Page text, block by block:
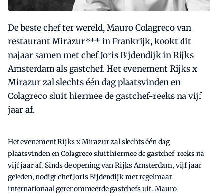
De beste chef ter wereld, Mauro Colagreco van
restaurant Mirazur*** in Frankrijk, kookt dit
najaar samen met chef Joris Bijdendijk in Rijks
Amsterdam als gastchef. Het evenement Rijks x
Mirazur zal slechts één dag plaatsvinden en
Colagreco sluit hiermee de gastchef-reeks na vijf
jaar af.
Het evenement Rijks x Mirazur zal slechts één dag
plaatsvinden en Colagreco sluit hiermee de gastchef-reeks na
vijf jaar af. Sinds de opening van Rijks Amsterdam, vijf jaar
geleden, nodigt chef Joris Bijdendijk met regelmaat
internationaal gerenommeerde gastchefs uit. Mauro